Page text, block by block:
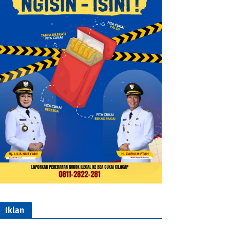
Iklan